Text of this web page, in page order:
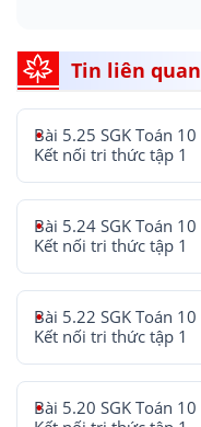
Tin liên quan
Bài 5.25 SGK Toán 10
Kết nối tri thức tập 1
Bài 5.24 SGK Toán 10
Kết nối tri thức tập 1
Bài 5.22 SGK Toán 10
Kết nối tri thức tập 1
Bài 5.20 SGK Toán 10